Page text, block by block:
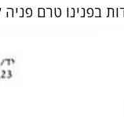
בפנינו טרם פניה